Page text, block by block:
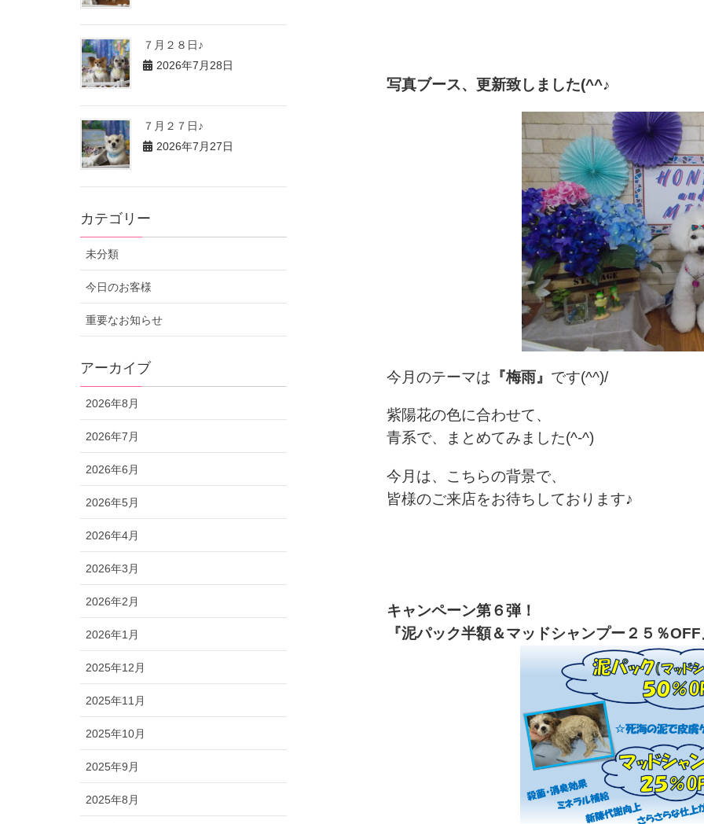
写真ブース、更新致しました(^^♪
今月のテーマは 『梅雨』 です(^^)/
紫陽花の色に合わせて、
青系で、まとめてみました(^-^)
今月は、こちらの背景で、
皆様のご来店をお待ちしております♪
キャンペーン第６弾！
『泥パック半額＆マッドシャンプー２５％OFF
７月２８日♪
2026年7月28日
７月２７日♪
2026年7月27日
カテゴリー
未分類
今日のお客様
重要なお知らせ
アーカイブ
2026年8月
2026年7月
2026年6月
2026年5月
2026年4月
2026年3月
2026年2月
2026年1月
2025年12月
2025年11月
2025年10月
2025年9月
2025年8月